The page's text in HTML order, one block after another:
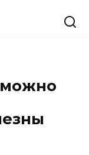
можно